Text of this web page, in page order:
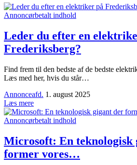
Annoncørbetalt indhold
Leder du efter en
Frederiksberg?
Find frem til den bedste af de bedste
Læs med her, hvis du står…
Annonceafd. 1. august 2025
Læs mere
Annoncørbetalt indhold
Microsoft: En teknologisk
former vores…